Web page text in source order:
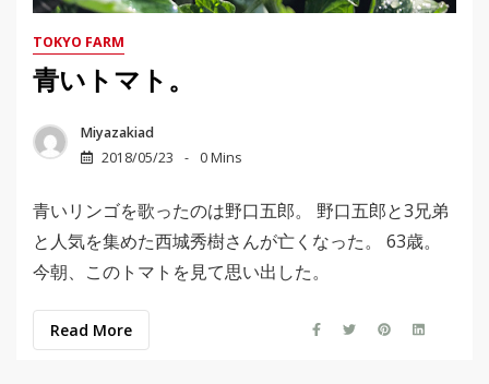
TOKYO FARM
青いトマト。
Miyazakiad
2018/05/23
0 Mins
青いリンゴを歌ったのは野口五郎。 野口五郎と3兄弟
と人気を集めた西城秀樹さんが亡くなった。 63歳。
今朝、このトマトを見て思い出した。
Read More